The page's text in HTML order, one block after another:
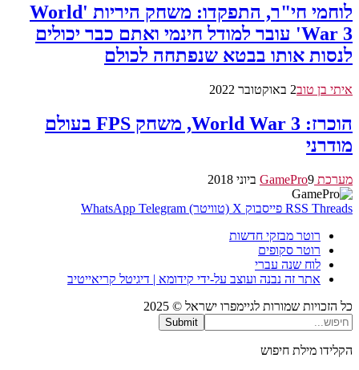
לוחמי חי"ר, התפקדו: משחק היריות 'World
War 3' עובר למודל חינמי ואתם כבר יכולים
לנסות אותו בבטא שנפתחה לכולם
איתי בן טוב2 באוקטובר 2022
הוכרז: World War 3, משחק FPS בעולם
מודרני
מערכת GamePro 9 ביוני 2018
RSS Threads פייסבוק X (טוויטר) WhatsApp Telegram
רוטר מבזקי חדשות
רוטר סקופים
לוח שנה עברי
אתר זה נבנה ועוצב על-ידי קידומא | דיגיטל קריאייטיב
כל הזכויות שמורות לגיימפרו ישראל © 2025
Submit
הקלידו מילת חיפוש